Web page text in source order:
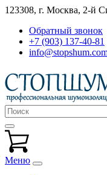
123308, г. Москва, 2-й
Обратный звонок
+7 (903) 137-40-81
Меню